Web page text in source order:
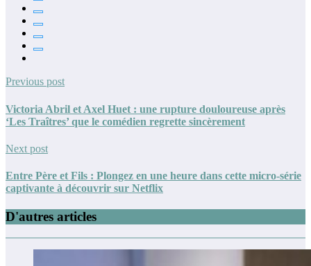
Previous post
Victoria Abril et Axel Huet : une rupture douloureuse après
‘Les Traîtres’ que le comédien regrette sincèrement
Next post
Entre Père et Fils : Plongez en une heure dans cette micro-série
captivante à découvrir sur Netflix
D'autres articles